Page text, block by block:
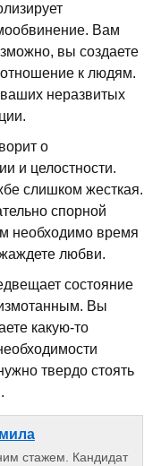
Вам
вы создаете
к людям.
неразвитых
о
и целостности.
слишком жесткая.
спорной
необходимо время
любви.
состояние
Вы
какую-то
твердо стоять
стажем. Кандидат